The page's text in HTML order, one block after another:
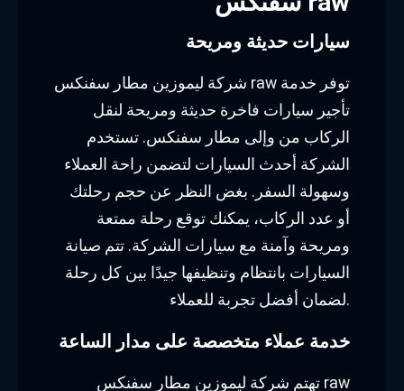
سيارات حديثة ومريحة
شركة ليموزين مطار سفنكس raw توفر خدمة
تأجير سيارات فاخرة حديثة ومريحة لنقل
الركاب من وإلى مطار سفنكس. تستخدم
الشركة أحدث السيارات لتضمن راحة العملاء
وسهولة السفر. بغض النظر عن حجم رحلتك
أو عدد الركاب، يمكنك توقع رحلة ممتعة
ومريحة وآمنة مع سيارات الشركة. تتم صيانة
السيارات بانتظام وتنظيفها جيدًا بين كل رحلة
لضمان أفضل تجربة للعملاء.
خدمة عملاء متخصصة على مدار الساعة
تهتم شركة ليموزين مطار سفنكس raw